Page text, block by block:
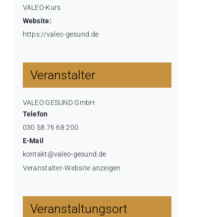
VALEO-Kurs
Website:
https://valeo-gesund.de
Veranstalter
VALEO GESUND GmbH
Telefon
030 58 76 68 200
E-Mail
kontakt@valeo-gesund.de
Veranstalter-Website anzeigen
Veranstaltungsort